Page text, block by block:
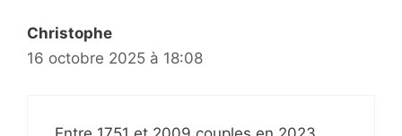
Christophe
16 octobre 2025 à 18:08